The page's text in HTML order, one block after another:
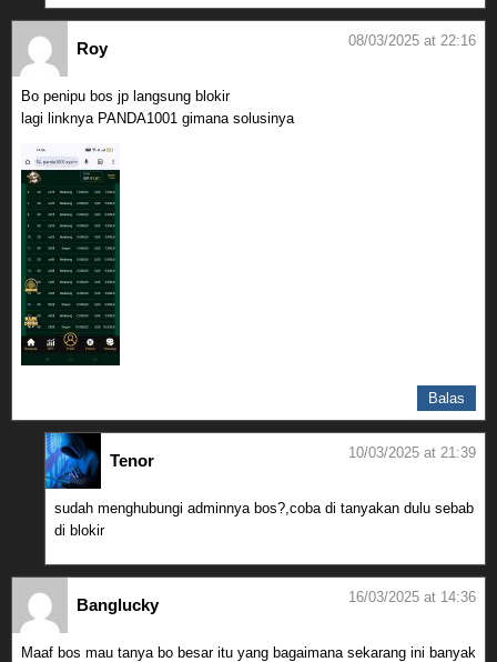
Roy 08/03/2025 at 22:16
Bo penipu bos jp langsung blokir
lagi linknya PANDA1001 gimana solusinya
Balas
Tenor 10/03/2025 at 21:39
sudah menghubungi adminnya bos?,coba di tanyakan dulu sebab
di blokir
Banglucky 16/03/2025 at 14:36
Maaf bos mau tanya bo besar itu yang bagaimana sekarang ini banyak